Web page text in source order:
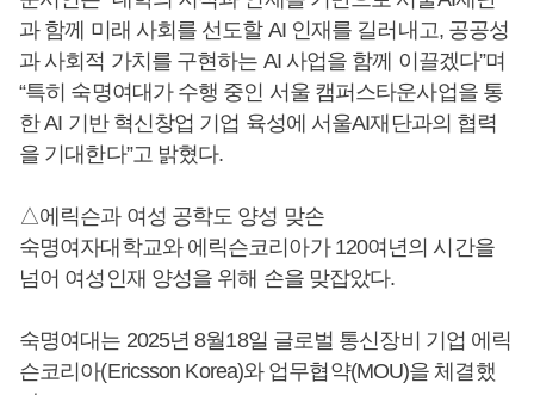
과 함께 미래 사회를 선도할 AI 인재를 길러내고, 공공성
과 사회적 가치를 구현하는 AI 사업을 함께 이끌겠다”며
“특히 숙명여대가 수행 중인 서울 캠퍼스타운사업을 통
한 AI 기반 혁신창업 기업 육성에 서울AI재단과의 협력
을 기대한다”고 밝혔다.
△에릭슨과 여성 공학도 양성 맞손
숙명여자대학교와 에릭슨코리아가 120여년의 시간을
넘어 여성인재 양성을 위해 손을 맞잡았다.
숙명여대는 2025년 8월18일 글로벌 통신장비 기업 에릭
슨코리아(Ericsson Korea)와 업무협약(MOU)을 체결했